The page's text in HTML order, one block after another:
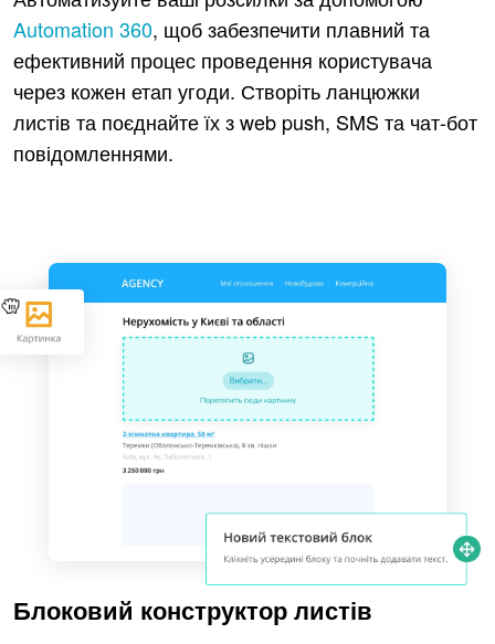
Automation 360, щоб забезпечити плавний та
ефективний процес проведення користувача
через кожен етап угоди. Створіть ланцюжки
листів та поєднайте їх з web push, SMS та чат-бот
повідомленнями.
Блоковий конструктор листів